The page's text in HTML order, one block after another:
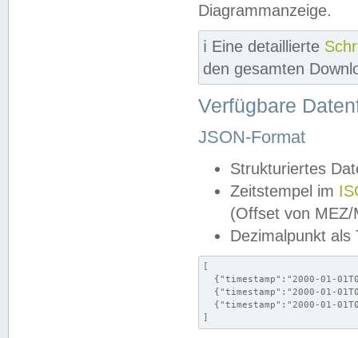
Diagrammanzeige.
ℹ️ Eine detaillierte
den gesamten
Verfügbare
JSON-Format
Strukturiertes
Zeitstempel im
(Offset von MEZ/
Dezimalpunkt als
[
{"timestamp":"2000-01-
{"timestamp":"2000-01-
{"timestamp":"2000-01-
]